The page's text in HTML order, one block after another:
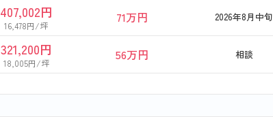
407,002円
16,478円/坪
71万円 2026年8月中旬
321,200円
18,005円/坪
56万円 相談